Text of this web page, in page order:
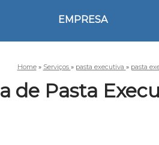
EMPRESA
Home » Serviços » pasta executiva » pasta
de Pasta